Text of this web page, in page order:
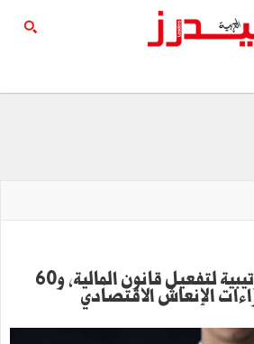
5 أشهر دون أوامر ترتيبية لتفعيل قانون المالية، و60
الإنعاش الاقتصادي